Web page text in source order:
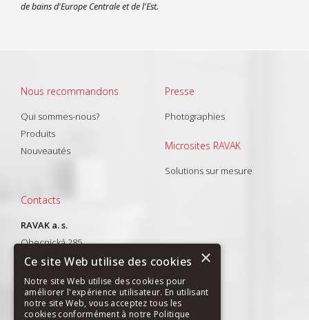
de bains d'Europe Centrale et de l'Est.
Nous recommandons
Qui sommes-nous?
Produits
Nouveautés
Presse
Photographies
Microsites RAVAK
Solutions sur mesure
Contacts
RAVAK a. s.
Obecnická 285
261 01 Příbram I
T: +420 318 427 288
E-mail:export@ravak.com
×
Ce site Web utilise des cookies
Notre site Web utilise des cookies pour
améliorer l'expérience utilisateur. En utilisant
notre site Web, vous acceptez tous les
cookies conformément à notre Politique